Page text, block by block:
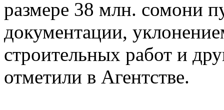
размере 38 млн. сомони
документации,
строительных работ и
отметили в Агентстве.